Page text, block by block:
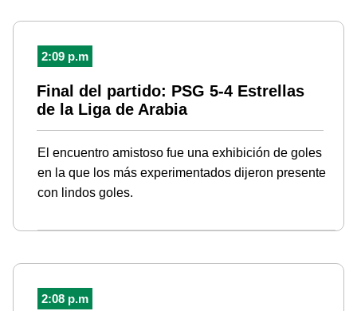
2:09 p.m
Final del partido: PSG 5-4 Estrellas
de la Liga de Arabia
El encuentro amistoso fue una exhibición de goles
en la que los más experimentados dijeron presente
con lindos goles.
2:08 p.m